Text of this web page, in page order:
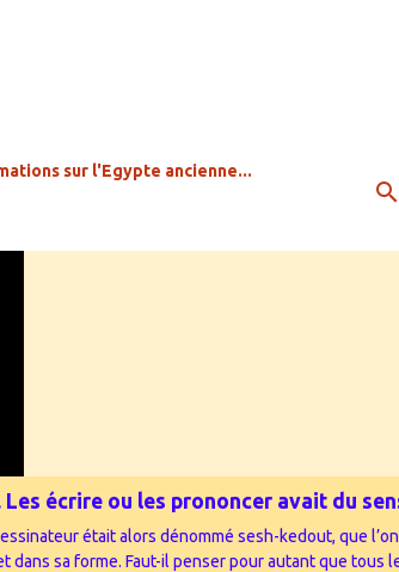
sur l'Egypte ancienne...
écrire ou les prononcer avait du
était alors dénommé sesh-kedout, que
sa forme. Faut-il penser pour autant que tous